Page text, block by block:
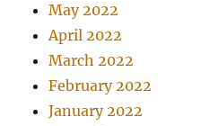
May 2022
April 2022
March 2022
February 2022
January 2022